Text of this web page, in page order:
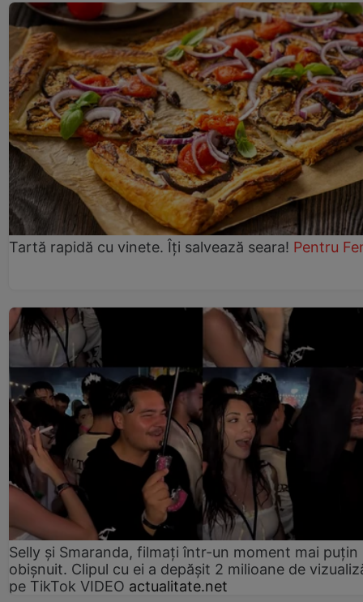
Tartă rapidă cu vinete. Îți salvează seara! Pentru
Selly și Smaranda, filmați într-un moment mai puțin
obișnuit. Clipul cu ei a depășit 2 milioane de
pe TikTok VIDEO actualitate.net